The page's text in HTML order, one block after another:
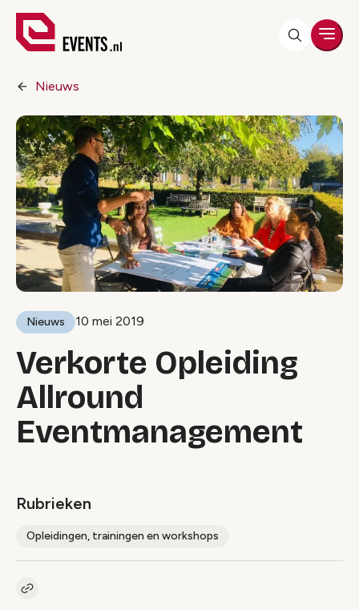
Nieuws
Nieuws 10 mei 2019
Verkorte Opleiding
Allround
Eventmanagement
Rubrieken
Opleidingen, trainingen en workshops
Kopieer link naar artikel